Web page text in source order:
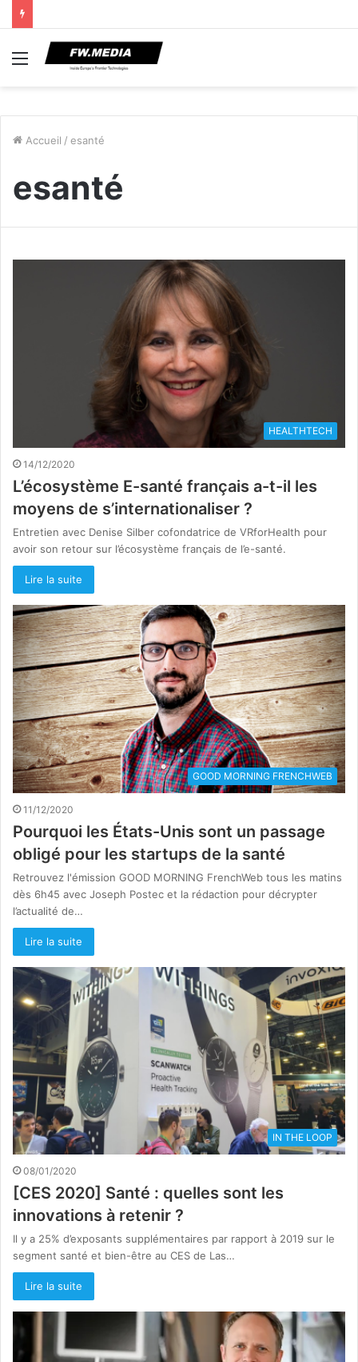
Menu
Accueil / esanté
esanté
HEALTHTECH
14/12/2020
L’écosystème E-santé français a-t-il les
moyens de s’internationaliser ?
Entretien avec Denise Silber cofondatrice de VRforHealth pour
avoir son retour sur l’écosystème français de l’e-santé.
Lire la suite
GOOD MORNING FRENCHWEB
11/12/2020
Pourquoi les États-Unis sont un passage
obligé pour les startups de la santé
Retrouvez l'émission GOOD MORNING FrenchWeb tous les matins
dès 6h45 avec Joseph Postec et la rédaction pour décrypter
l’actualité de…
Lire la suite
IN THE LOOP
08/01/2020
[CES 2020] Santé : quelles sont les
innovations à retenir ?
Il y a 25% d’exposants supplémentaires par rapport à 2019 sur le
segment santé et bien-être au CES de Las…
Lire la suite